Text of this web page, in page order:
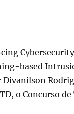
based
Divanilson
o Concurso de